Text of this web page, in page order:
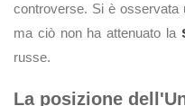
controverse. Si è osservata
ma ciò non ha attenuato la
russe.
La posizione